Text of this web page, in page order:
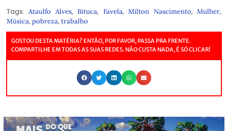
Tags:Ataulfo Alves,Bituca, Favela,Milton Nascimento,Mulher,
Música, pobreza, trabalho
GOSTOU DESTA MATÉRIA? ENTÃO, POR FAVOR, PASSA PRA FRENTE.
COMPARTILHE EM TODAS AS SUAS REDES. NÃO CUSTA NADA, É SÓ CLICAR!